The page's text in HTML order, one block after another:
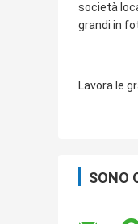
società
grandi in
Lavora le
SONO